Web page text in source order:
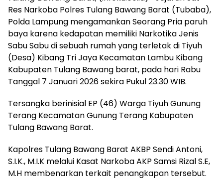
Res Narkoba Polres Tulang Bawang Barat (Tubaba),
Polda Lampung mengamankan Seorang Pria paruh
baya karena kedapatan memiliki Narkotika Jenis
Sabu Sabu di sebuah rumah yang terletak di Tiyuh
(Desa) Kibang Tri Jaya Kecamatan Lambu Kibang
Kabupaten Tulang Bawang barat, pada hari Rabu
Tanggal 7 Januari 2026 sekira Pukul 23.30 WIB.
Tersangka berinisial EP (46) Warga Tiyuh Gunung
Terang Kecamatan Gunung Terang Kabupaten
Tulang Bawang Barat.
Kapolres Tulang Bawang Barat AKBP Sendi Antoni,
S.I.K., M.I.K melalui Kasat Narkoba AKP Samsi Rizal S.E,
M.H membenarkan terkait penangkapan tersebut.